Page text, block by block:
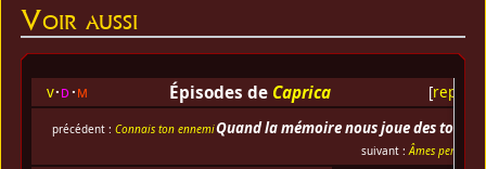
Voir aussi
[replier
v d m Épisodes de Caprica
précédent : Connais ton ennemiQuand la mémoire nous joue des tours
suivant :Âmes perdues